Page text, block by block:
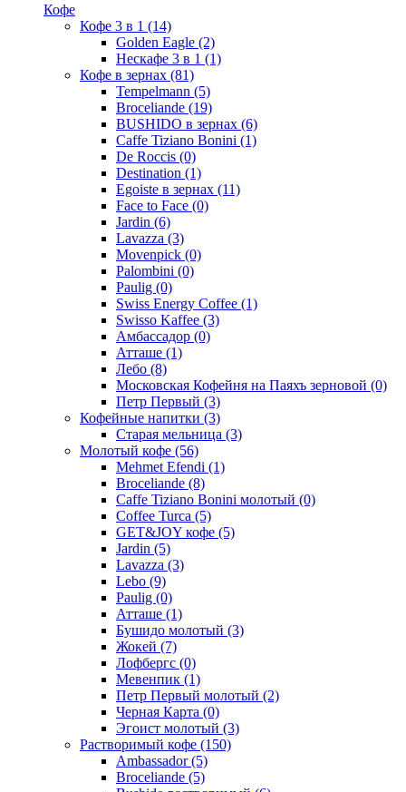
Кофе
Кофе 3 в 1 (14)
Golden Eagle (2)
Нескафе 3 в 1 (1)
Кофе в зернах (81)
Tempelmann (5)
Broceliande (19)
BUSHIDO в зернах (6)
Caffe Tiziano Bonini (1)
De Roccis (0)
Destination (1)
Egoiste в зернах (11)
Face to Face (0)
Jardin (6)
Lavazza (3)
Movenpick (0)
Palombini (0)
Paulig (0)
Swiss Energy Coffee (1)
Swisso Kaffee (3)
Амбассадор (0)
Атташе (1)
Лебо (8)
Московская Кофейня на Паяхъ зерновой (0)
Петр Первый (3)
Кофейные напитки (3)
Старая мельница (3)
Молотый кофе (56)
Mehmet Efendi (1)
Broceliande (8)
Caffe Tiziano Bonini молотый (0)
Coffee Turca (5)
GET&JOY кофе (5)
Jardin (5)
Lavazza (3)
Lebo (9)
Paulig (0)
Атташе (1)
Бушидо молотый (3)
Жокей (7)
Лофбергс (0)
Мевенпик (1)
Петр Первый молотый (2)
Черная Карта (0)
Эгоист молотый (3)
Растворимый кофе (150)
Ambassador(5)
Broceliande (5)